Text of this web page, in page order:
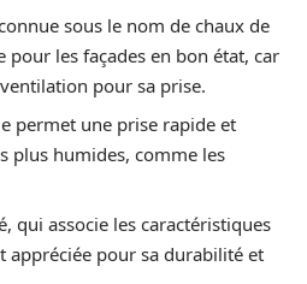
sous le nom de chaux de
pour les façades en bon état, car
pour sa prise.
permet une prise rapide et
plus humides, comme les
qui associe les caractéristiques
appréciée pour sa durabilité et